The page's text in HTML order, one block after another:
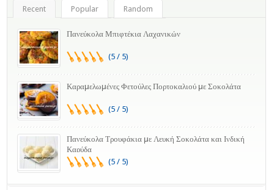
Recent Popular Random
Πανεύκολα Μπιφτέκια Λαχανικών
(5 / 5)
Καραμελωμένες Φετούλες Πορτοκαλιού με Σοκολάτα
(5 / 5)
Πανεύκολα Τρουφάκια με Λευκή Σοκολάτα και Ινδική
Καρύδα
(5 / 5)